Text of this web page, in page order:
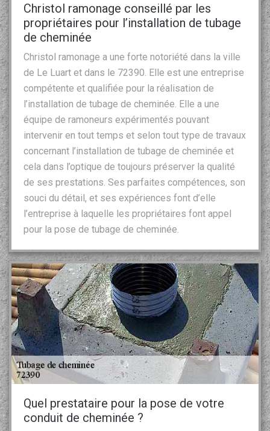
Christol ramonage conseillé par les
propriétaires pour l’installation de tubage
de cheminée
Christol ramonage a une forte notoriété dans la ville
de Le Luart et dans le 72390. Elle est une entreprise
compétente et qualifiée pour la réalisation de
l’installation de tubage de cheminée. Elle a une
équipe de ramoneurs expérimentés pouvant
intervenir en tout temps et selon tout type de travaux
concernant l’installation de tubage de cheminée et
cela dans l’optique de toujours préserver la qualité
de ses prestations. Ses parfaites compétences, son
souci du détail, et ses expériences font d’elle
l’entreprise à laquelle les propriétaires font appel
pour la pose de tubage de cheminée.
Quel prestataire pour la pose de votre
conduit de cheminée ?